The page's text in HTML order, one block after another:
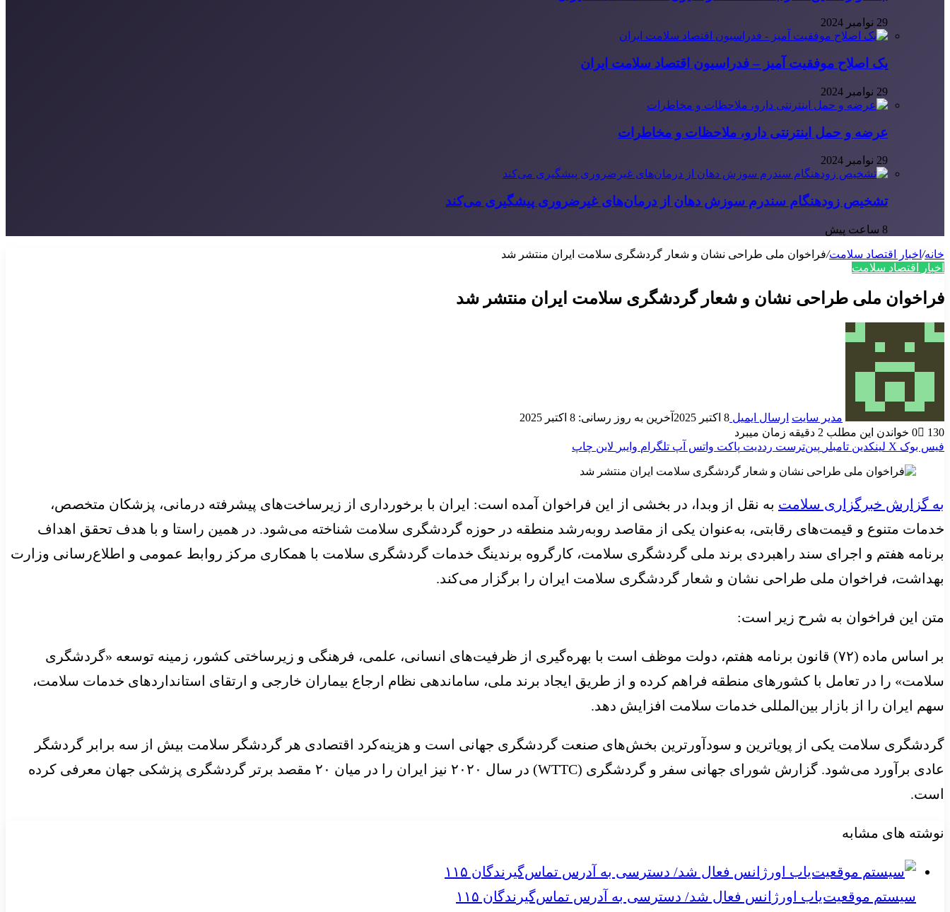
29 نوامبر 2024
یک اصلاح موفقیت آمیز – فدراسیون اقتصاد سلامت ایران
29 نوامبر 2024
عرضه و حمل اینترنتی دارو، ملاحظات و مخاطرات
29 نوامبر 2024
تشخیص زودهنگام سندرم سوزش دهان از درمان‌های غیرضروری پیشگیری می‌کند
8 ساعت پیش
خانه/ اخبار اقتصاد سلامت/فراخوان ملی طراحی نشان و شعار گردشگری سلامت ایران منتشر شد
اخبار اقتصاد سلامت
فراخوان ملی طراحی نشان و شعار گردشگری سلامت ایران منتشر شد
مدیر سایت ارسال ایمیل 8 اکتبر 2025
آخرین به روز رسانی: 8 اکتبر 2025
0
130
خواندن این مطلب 2 دقیقه زمان میبرد
فیس بوک X لینکدین ‫تامبلر ‫پین‌ترست ‫رددیت پاکت واتس آپ تلگرام وایبر لاین چاپ
به گزارش خبرگزاری سلامت به نقل از وبدا، در بخشی از این فراخوان آمده است: ایران با برخورداری از زیرساخت‌های پیشرفته درمانی، پزشکان متخصص،
خدمات متنوع و قیمت‌های رقابتی، به‌عنوان یکی از مقاصد روبه‌رشد منطقه در حوزه گردشگری سلامت شناخته می‌شود. در همین راستا و با هدف تحقق اهداف
برنامه هفتم و اجرای سند راهبردی برند ملی گردشگری سلامت، کارگروه برندینگ خدمات گردشگری سلامت با همکاری مرکز روابط عمومی و اطلاع‌رسانی وزارت
بهداشت، فراخوان ملی طراحی نشان و شعار گردشگری سلامت ایران را برگزار می‌کند.
متن این فراخوان به شرح زیر است:
بر اساس ماده (۷۲) قانون برنامه هفتم، دولت موظف است با بهره‌گیری از ظرفیت‌های انسانی، علمی، فرهنگی و زیرساختی کشور، زمینه توسعه «گردشگری
سلامت» را در تعامل با کشورهای منطقه فراهم کرده و از طریق ایجاد برند ملی، ساماندهی نظام ارجاع بیماران خارجی و ارتقای استانداردهای خدمات سلامت،
سهم ایران را از بازار بین‌المللی خدمات سلامت افزایش دهد.
گردشگری سلامت یکی از پویاترین و سودآورترین بخش‌های صنعت گردشگری جهانی است و هزینه‌کرد اقتصادی هر گردشگر سلامت بیش از سه برابر گردشگر
عادی برآورد می‌شود. گزارش شورای جهانی سفر و گردشگری (WTTC) در سال ۲۰۲۰ نیز ایران را در میان ۲۰ مقصد برتر گردشگری پزشکی جهان معرفی کرده
است.
نوشته های مشابه
سیستم موقعیت‌یاب اورژانس فعال شد/ دسترسی به آدرس تماس‌گیرندگان ۱۱۵